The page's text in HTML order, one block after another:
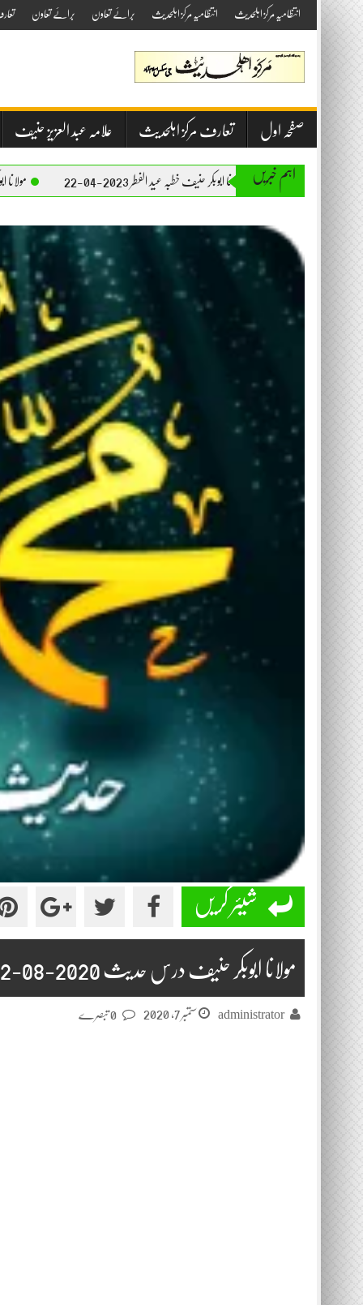
Skip
to
content
انتظامیہ مرکز اہلحدیث انتظامیہ مرکز اہلحدیث برائے تعاون برائے تعاون
صفحہ اول تعارف مرکز اہلحدیث علامہ عبد العزیز حنیف
اہم خبریں
مولانا ابوبکر حنیف خطبہ عید الفطر 2023-04-22 مولانا ابوبکر حنیف خطبہ جمعۃ
شیئر کریں
مولانا ابوبکر حنیف درس حدیث 2020-08-22
administrator ستمبر 7, 2020